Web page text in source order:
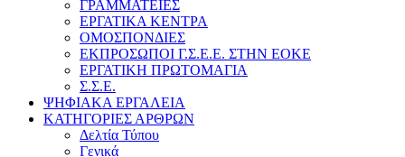
ΓΡΑΜΜΑΤΕΙΕΣ
ΕΡΓΑΤΙΚΑ ΚΕΝΤΡΑ
ΟΜΟΣΠΟΝΔΙΕΣ
ΕΚΠΡΟΣΩΠΟΙ Γ.Σ.Ε.Ε. ΣΤΗΝ ΕΟΚΕ
ΕΡΓΑΤΙΚΗ ΠΡΩΤΟΜΑΓΙΑ
Σ.Σ.Ε.
ΨΗΦΙΑΚΑ ΕΡΓΑΛΕΙΑ
ΚΑΤΗΓΟΡΙΕΣ ΑΡΘΡΩΝ
Δελτία Τύπου
Γενικά